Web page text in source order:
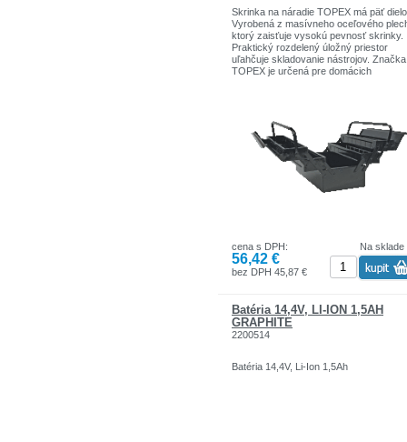
Skrinka na náradie TOPEX má päť
Vyrobená z masívneho oceľového
ktorý zaisťuje vysokú pevnosť skrinky.
Praktický rozdelený úložný priestor
uľahčuje skladovanie nástrojov. Značka
TOPEX je určená pre domácich
značiek ručného náradia v Poľsku.
Na sklade
cena s DPH:
56,42 €
bez DPH 45,87 €
Batéria 14,4V, LI-ION 1,5AH
GRAPHITE
2200514
Batéria 14,4V, Li-Ion 1,5Ah